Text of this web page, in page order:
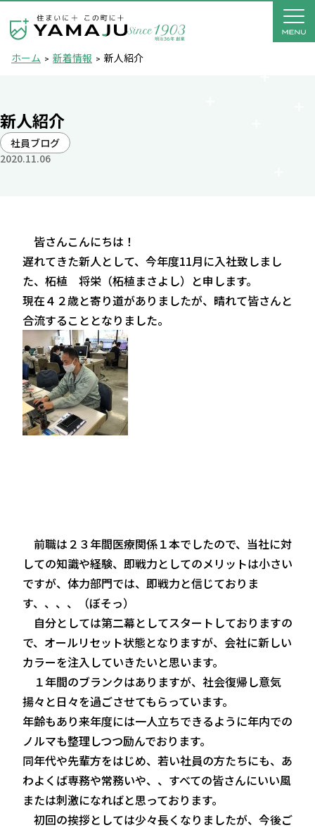
ホーム 新着情報 新人紹介
新人紹介
社員ブログ
2020.11.06
皆さんこんにちは！
遅れてきた新人として、今年度11月に入社致しまし
た、柘植 将栄（柘植まさよし）と申します。
現在４２歳と寄り道がありましたが、晴れて皆さんと
合流することとなりました。
前職は２３年間医療関係１本でしたので、当社に対
しての知識や経験、即戦力としてのメリットは小さい
ですが、体力部門では、即戦力と信じておりま
す、、、、（ぼそっ）
自分としては第二幕としてスタートしておりますの
で、オールリセット状態となりますが、会社に新しい
カラーを注入していきたいと思います。
１年間のブランクはありますが、社会復帰し意気
揚々と日々を過ごさせてもらっています。
年齢もあり来年度には一人立ちできるように年内での
ノルマも整理しつつ励んでおります。
同年代や先輩方をはじめ、若い社員の方たちにも、あ
わよくば専務や常務いや、、すべての皆さんにいい風
または刺激になればと思っております。
初回の挨拶としては少々長くなりましたが、今後ご